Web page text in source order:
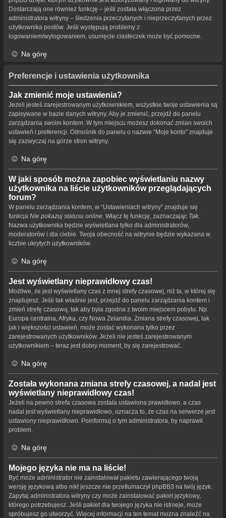
Dostarczają one również funkcję – jeśli została włączona przez
administratora witryny – śledzenia przeczytanych i nieprzeczytanych przez
użytkownika postów. Jeśli występują problemy z
logowaniem/wylogowaniem, usunięcie ciasteczek może być pomocne.
Na górę
Preferencje i ustawienia użytkownika
Jak zmienić moje ustawienia?
Jeżeli jesteś zarejestrowanym użytkownikiem, wszystkie twoje ustawienia są
zapisywane w bazie danych witryny. Aby je zmienić, przejdź do panelu
zarządzania swoim kontem. W tym miejscu możesz dokonać zmian swoich
ustawień i preferencji. Odnośnik do panelu o nazwie “Moje konto” znajduje
się zazwyczaj na górze stron witryny.
Na górę
W jaki sposób można zapobiec wyświetlaniu nazwy
użytkownika na liście użytkowników przeglądających
forum?
W panelu zarządzania kontem, w “Ustawieniach witryny” znajduje się
funkcja Nie pokazuj statusu online . Włącz tę funkcję, zaznaczając Tak
Nazwa użytkownika będzie wyświetlana tylko dla administratorów,
moderatorów i dla ciebie. Twoja obecność na witrynie będzie wykazana w
liczbie ukrytych użytkowników.
Na górę
Jest wyświetlany nieprawidłowy czas!
Możliwe, że jest wyświetlany czas z innej strefy czasowej, niż ta, w której się
znajdujesz. Jeśli tak właśnie jest, przejdź do panelu zarządzania kontem i
zmień strefę czasową, tak aby była zgodna z twoim miejscem pobytu. Np.
Europa centralna, Afryka, czy Nowa Zelandia. Zmiana strefy czasowej, tak
jak i większości ustawień, może zostać wykonana tylko przez
zarejestrowanych użytkowników. Jeżeli nie jesteś zarejestrowanym
użytkownikiem – teraz jest dobry moment, by się zarejestrować.
Na górę
Została wykonana zmiana strefy czasowej, a nadal jest
wyświetlany nieprawidłowy czas!
Jeżeli na pewno strefa czasowa została ustawiona prawidłowo, a czas
nadal jest wyświetlany nieprawidłowo, oznacza to, że czas na serwerze jest
ustawiony nieprawidłowo. Poinformuj o tym administratora, by naprawił
problem.
Na górę
Mojego języka nie ma na liście!
Być może administrator nie zainstalował pakietu zawierającego twoją
wersję językową albo nikt jeszcze nie przetłumaczył phpBB3 na twój język.
Zapytaj administratora witryny czy może zainstalować pakiet językowy,
którego potrzebujesz. Jeśli pakiet dla twojego języka nie istnieje, może
spróbujesz go utworzyć. Więcej informacji na ten temat można znaleźć na